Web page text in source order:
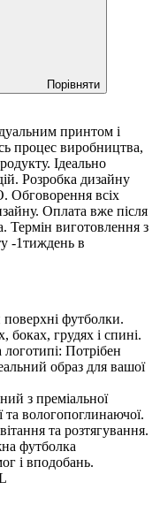
Порівняти
принтом і
процес виробництва,
Ідеально
Розробка дизайну
всіх
Оплата вже після
Термін виготовлення з
-1тиждень в
футболки.
боках, грудях і спині.
Потрібен
образ для вашої
з преміальної
вологопоглинаючої.
та розтягування.
футболка
і вподобань.